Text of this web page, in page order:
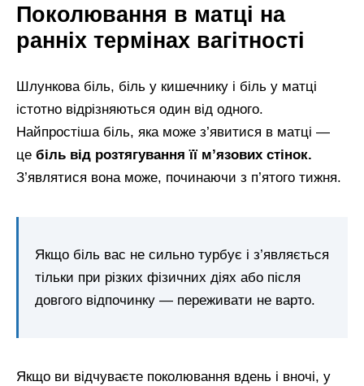
Поколювання в матці на
ранніх термінах вагітності
Шлункова біль, біль у кишечнику і біль у матці
істотно відрізняються один від одного.
Найпростіша біль, яка може з’явитися в матці —
це біль від розтягування її м’язових стінок.
З’являтися вона може, починаючи з п’ятого тижня.
Якщо біль вас не сильно турбує і з’являється
тільки при різких фізичних діях або після
довгого відпочинку — переживати не варто.
Якщо ви відчуваєте поколювання вдень і вночі, у